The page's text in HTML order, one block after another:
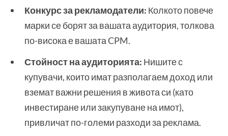
Конкурс за рекламодатели: Колкото повече
марки се борят за вашата аудитория, толкова
по-висока е вашата CPM.
Стойност на аудиторията: Нишите с
купувачи, които имат разполагаем доход или
вземат важни решения в живота си (като
инвестиране или закупуване на имот),
привличат по-големи разходи за реклама.